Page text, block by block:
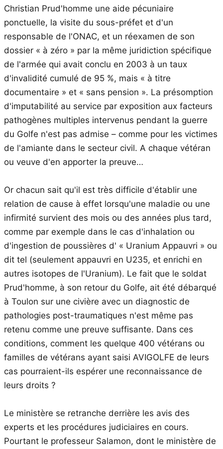
Christian Prud'homme une aide pécuniaire
ponctuelle, la visite du sous-préfet et d'un
responsable de l'ONAC, et un réexamen de son
dossier « à zéro » par la même juridiction spécifique
de l'armée qui avait conclu en 2003 à un taux
d'invalidité cumulé de 95 %, mais « à titre
documentaire » et « sans pension ». La présomption
d'imputabilité au service par exposition aux facteurs
pathogènes multiples intervenus pendant la guerre
du Golfe n'est pas admise – comme pour les victimes
de l'amiante dans le secteur civil. A chaque vétéran
ou veuve d'en apporter la preuve…
Or chacun sait qu'il est très difficile d'établir une
relation de cause à effet lorsqu'une maladie ou une
infirmité survient des mois ou des années plus tard,
comme par exemple dans le cas d'inhalation ou
d'ingestion de poussières d' « Uranium Appauvri » ou
dit tel (seulement appauvri en U235, et enrichi en
autres isotopes de l'Uranium). Le fait que le soldat
Prud'homme, à son retour du Golfe, ait été débarqué
à Toulon sur une civière avec un diagnostic de
pathologies post-traumatiques n'est même pas
retenu comme une preuve suffisante. Dans ces
conditions, comment les quelque 400 vétérans ou
familles de vétérans ayant saisi AVIGOLFE de leurs
cas pourraient-ils espérer une reconnaissance de
leurs droits ?
Le ministère se retranche derrière les avis des
experts et les procédures judiciaires en cours.
Pourtant le professeur Salamon, dont le ministère de